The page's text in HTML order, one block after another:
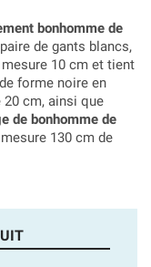
bonhomme de
de gants blancs,
10 cm et tient
forme noire en
20 cm, ainsi que
de bonhomme de
130 cm de